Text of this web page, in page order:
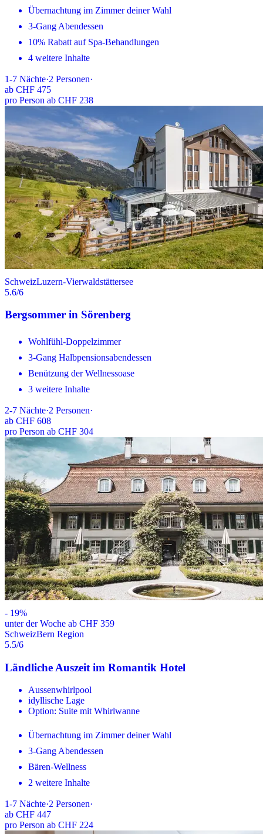
Übernachtung im Zimmer deiner Wahl
3-Gang Abendessen
10% Rabatt auf Spa-Behandlungen
4 weitere Inhalte
1-7 Nächte·2 Personen·
ab CHF 475
pro Person ab CHF 238
SchweizLuzern-Vierwaldstättersee
5.6/6
Bergsommer in Sörenberg
Wohlfühl-Doppelzimmer
3-Gang Halbpensionsabendessen
Benützung der Wellnessoase
3 weitere Inhalte
2-7 Nächte·2 Personen·
ab CHF 608
pro Person ab CHF 304
- 19%
unter der Woche ab CHF 359
SchweizBern Region
5.5/6
Ländliche Auszeit im Romantik Hotel
Aussenwhirlpool
idyllische Lage
Option: Suite mit Whirlwanne
Übernachtung im Zimmer deiner Wahl
3-Gang Abendessen
Bären-Wellness
2 weitere Inhalte
1-7 Nächte·2 Personen·
ab CHF 447
pro Person ab CHF 224